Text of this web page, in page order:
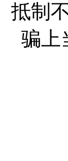
抵制
骗上